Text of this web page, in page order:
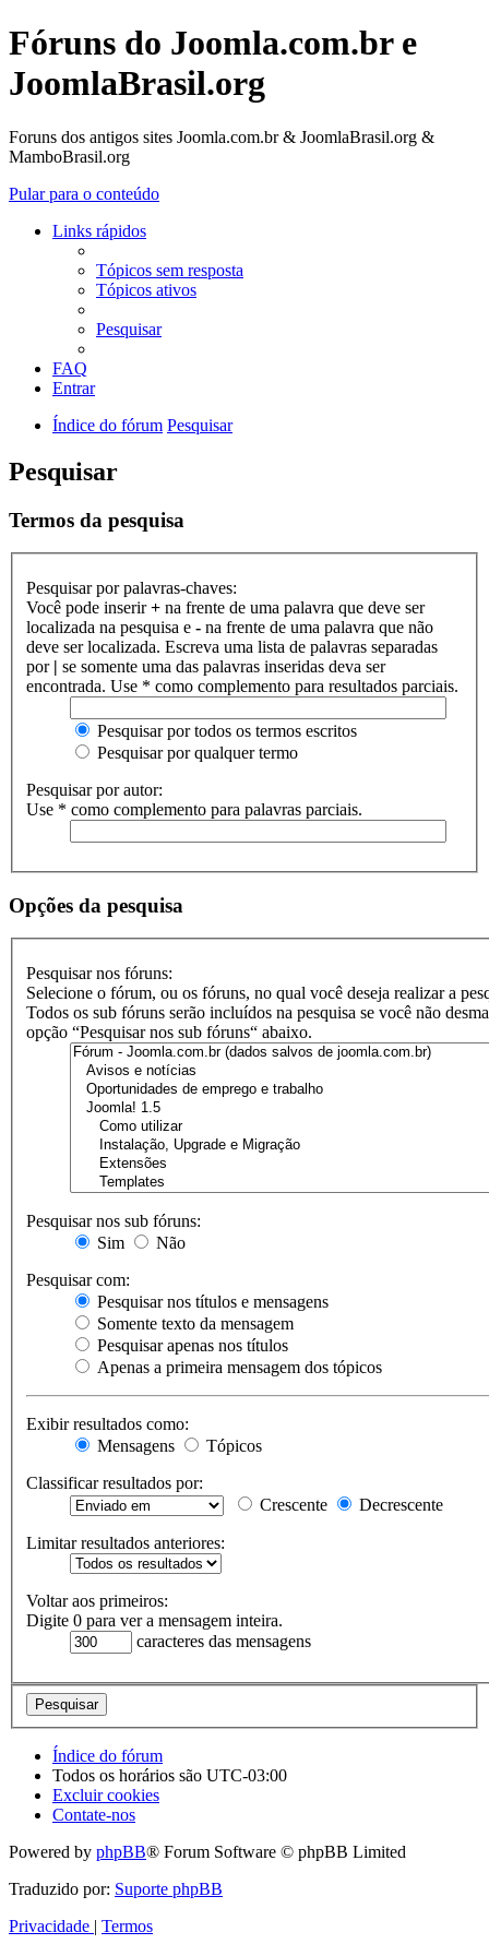
Fóruns do Joomla.com.br e
JoomlaBrasil.org
Foruns dos antigos sites Joomla.com.br & JoomlaBrasil.org &
MamboBrasil.org
Pular para o conteúdo
Links rápidos
Tópicos sem resposta
Tópicos ativos
Pesquisar
FAQ
Entrar
Índice do fórum Pesquisar
Pesquisar
Termos da pesquisa
Pesquisar por palavras-chaves:
Você pode inserir+ na frente de uma palavra que deve ser
localizada na pesquisa e - na frente de uma palavra que não
deve ser localizada. Escreva uma lista de palavras separadas
por | se somente uma das palavras inseridas deva ser
encontrada. Use * como complemento para resultados parciais.
Pesquisar por todos os termos escritos
Pesquisar por qualquer termo
Pesquisar por autor:
Use * como complemento para palavras parciais.
Opções da pesquisa
Pesquisar nos fóruns:
Selecione o fórum, ou os fóruns, no qual você deseja realizar a
Todos os sub fóruns serão incluídos na pesquisa se você não
opção “Pesquisar nos sub fóruns“ abaixo.
Pesquisar nos sub fóruns:
Sim
Não
Pesquisar com:
Pesquisar nos títulos e mensagens
Somente texto da mensagem
Pesquisar apenas nos títulos
Apenas a primeira mensagem dos tópicos
Exibir resultados como:
Mensagens
Tópicos
Classificar resultados por:
Crescente
Decrescente
Limitar resultados anteriores:
Voltar aos primeiros:
Digite 0 para ver a mensagem inteira.
caracteres das mensagens
Índice do fórum
Todos os horários são UTC-03:00
Excluir cookies
Contate-nos
Powered by phpBB® Forum Software © phpBB Limited
Traduzido por: Suporte phpBB
Privacidade | Termos